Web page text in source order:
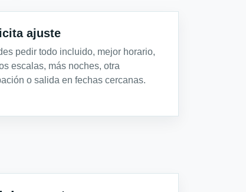
ajuste
pedir todo incluido, mejor horario,
escalas, más noches, otra
o salida en fechas cercanas.